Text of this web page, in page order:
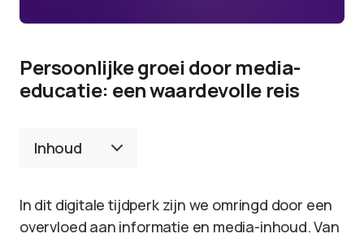
Persoonlijke groei door media-
educatie: een waardevolle reis
Inhoud
In dit digitale tijdperk zijn we omringd door een
overvloed aan informatie en media-inhoud. Van